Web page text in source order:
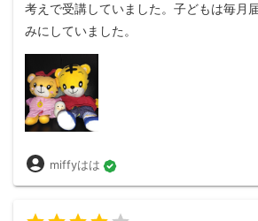
考えで受講していました。子どもは毎月
みにしていました。
miffyはは